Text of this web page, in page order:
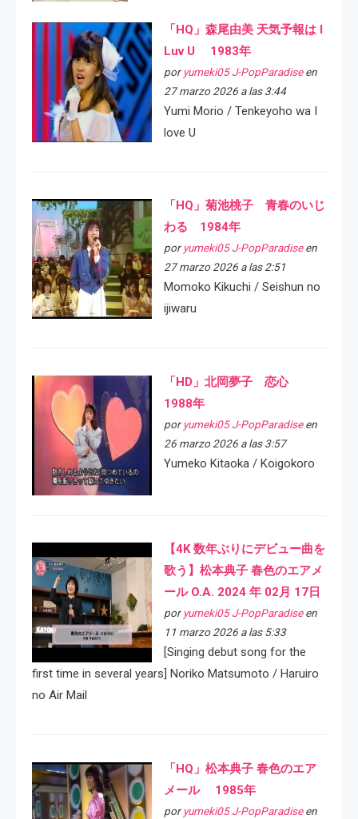
「HQ」森尾由美 天気予報は I
Luv U 1983年
por yumeki05 J-PopParadiseen
27 marzo 2026 a las 3:44
Yumi Morio / Tenkeyoho wa I
love U
「HQ」菊池桃子 青春のいじ
わる 1984年
por yumeki05 J-PopParadiseen
27 marzo 2026 a las 2:51
Momoko Kikuchi / Seishun no
ijiwaru
「HD」北岡夢子 恋心
1988年
por yumeki05 J-PopParadiseen
26 marzo 2026 a las 3:57
Yumeko Kitaoka / Koigokoro
【4K 数年ぶりにデビュー曲を
歌う】松本典子 春色のエアメ
ール O.A. 2024 年 02月 17日
por yumeki05 J-PopParadiseen
11 marzo 2026 a las 5:33
[Singing debut song for the
first time in several years] Noriko Matsumoto / Haruiro
no Air Mail
「HQ」松本典子 春色のエア
メール 1985年
por yumeki05 J-PopParadiseen